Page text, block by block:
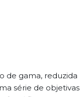
de gama, reduzida
série de objetivas